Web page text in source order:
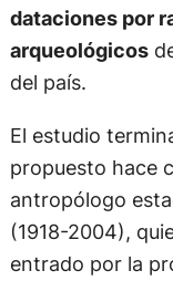
dataciones por
arqueológicos
del país.
El estudio
propuesto hace
antropólogo
(1918-2004),
entrado por la